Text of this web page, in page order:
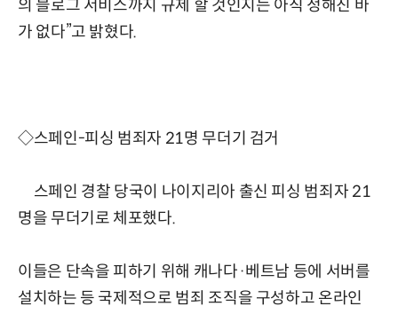
의 블로그 서비스까지 규제 할 것인지는 아직 정해진 바
가 없다”고 밝혔다.
◇스페인-피싱 범죄자 21명 무더기 검거
스페인 경찰 당국이 나이지리아 출신 피싱 범죄자 21
명을 무더기로 체포했다.
이들은 단속을 피하기 위해 캐나다·베트남 등에 서버를
설치하는 등 국제적으로 범죄 조직을 구성하고 온라인